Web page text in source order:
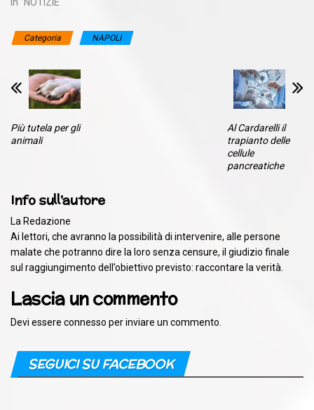
Categoria NAPOLI
Più tutela per gli
animali
Al Cardarelli il
trapianto delle
cellule
pancreatiche
Info sull'autore
La Redazione
Ai lettori, che avranno la possibilità di intervenire, alle persone
malate che potranno dire la loro senza censure, il giudizio finale
sul raggiungimento dell’obiettivo previsto: raccontare la verità.
Lascia un commento
Devi essere connesso per inviare un commento.
SEGUICI SU FACEBOOK